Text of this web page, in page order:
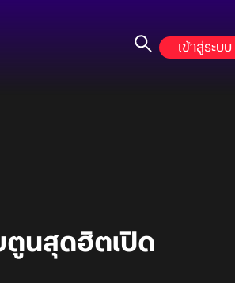
เข้าสู่ระบบ
ตูนสุดฮิตเปิด